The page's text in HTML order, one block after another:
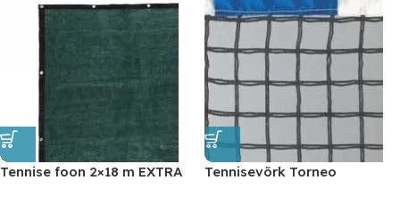
Tennise foon 2×18 m EXTRA Tennisevõrk Torneo